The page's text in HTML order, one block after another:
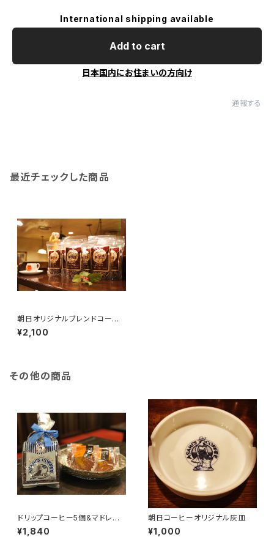
International shipping available
Add to cart
日本国内にお住まいの方向け
通報する
最近チェックした商品
朝日オリジナルブレンドコーヒ
ー豆 200g
¥2,100
その他の商品
ドリップコーヒー5個&マドレー
ヌ3個【自分にごほうび】
¥1,840
朝日コーヒーオリジナル灰皿
¥1,000